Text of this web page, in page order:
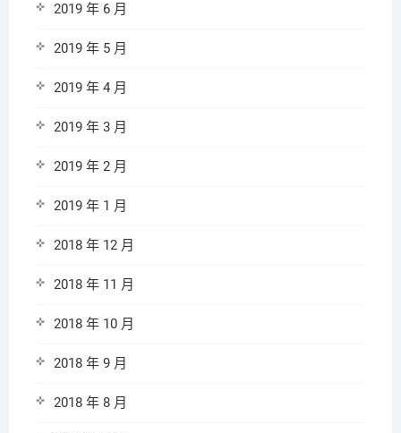
2019 年 6 月
2019 年 5 月
2019 年 4 月
2019 年 3 月
2019 年 2 月
2019 年 1 月
2018 年 12 月
2018 年 11 月
2018 年 10 月
2018 年 9 月
2018 年 8 月